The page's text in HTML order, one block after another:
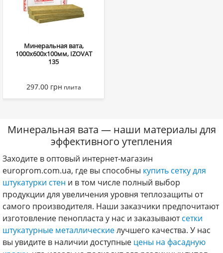
Рулонный материал, плотностью от 10 до 15 кг/м
преимущественно для термоизоляции оборудования сложной
формы (трубы, патрубки, котлы и т.д.), утепления горизонтальных и
Гибкие маты плотностью от 10 до 60 кг/м
преимущественно для утепления ненагруженных внутренних
поверхностей (горизонтальных и наклонных) с плоско-ломанным
Применяются преимущественно для утепления плоских
ненагруженных вертикальных и наклонных поверхностей, как для
конструкциях, в качестве несущих поверхностей.
Разновидности строительной минеральной
ваты
Термин «минеральная вата» является обобщенным, под ним
«скрываются», как минимум, несколько ее разновидностей, которые
существенно отличаются по свойствам и области применения:
Стекловолокно, илистекловата. Это самая «старая» разновидность
минерального волокна, которое нашло широкое применение в
строительстве. Изготавливается из расплава боросиликатного стекла.
Характеризуется прежде всего своей ценовой доступностью, при
вполне удовлетворительных эксплуатационных характеристиках.
Долговременная термостойкость (температура спекания) материала
Минеральная вата,
1000х600х100мм, IZOVAT
135
297.00 грн плита
Минеральная вата — наши материалы для
эффективного утепления
Заходите в оптовый интернет-магазин
europrom.com.ua, где вы способны купить сетку для
штукатурки стен и в том числе полный выбор
продукции для увеличения уровня теплозащиты от
самого производителя. Наши заказчики предпочитают
изготовление пенопласта у нас и заказываютсетки
штукатурные металлическиелучшего качества. У нас
вы увидите в наличии доступные цены на фасадную